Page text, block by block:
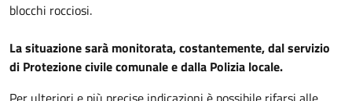
blocchi rocciosi.
La situazione sarà monitorata, costantemente, dal servizio
di Protezione civile comunale e dalla Polizia locale.